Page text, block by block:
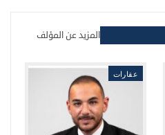
المزيد عن المؤلف
عقارات